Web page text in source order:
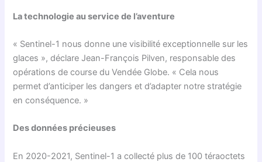
La technologie au service de l’aventure
« Sentinel-1 nous donne une visibilité exceptionnelle sur les
glaces », déclare Jean-François Pilven, responsable des
opérations de course du Vendée Globe. « Cela nous
permet d’anticiper les dangers et d’adapter notre stratégie
en conséquence. »
Des données précieuses
En 2020-2021, Sentinel-1 a collecté plus de 100 téraoctets